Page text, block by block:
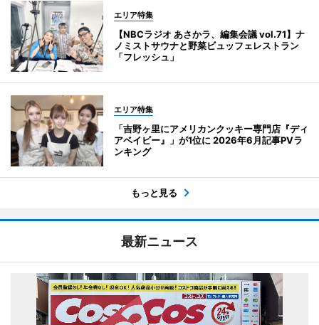
エリア特集
【NBCラジオ あさかラ、編集会議 vol.71】ナ
ノミストサウナと野菜ビュッフェレストラン
「フレッシュ」
エリア特集
「吉野ヶ里にアメリカンクッキー専門店『ディ
アベイビー』」が1位に 2026年6月記事PVラ
ンキング
もっと見る
最新ニュース